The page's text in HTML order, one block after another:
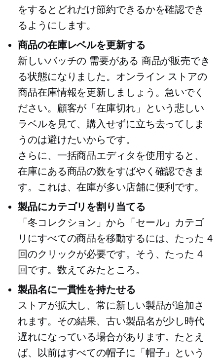
をするとどれだけ節約できるかを確認でき
るようにします。
商品の在庫レベルを更新する
新しいバッチの 需要がある 商品が販売でき
る状態になりました。オンライン ストアの
商品在庫情報を更新しましょう。急いでく
ださい。顧客が「在庫切れ」という悲しい
ラベルを見て、購入せずに立ち去ってしま
うのは避けたいからです。
さらに、一括商品エディタを使用すると、
在庫にある商品の数をすばやく確認できま
す。これは、在庫が多い店舗に便利です。
製品にカテゴリを割り当てる
「冬コレクション」から「セール」カテゴ
リにすべての商品を移動するには、たった 4
回のクリックが必要です。そう、たった 4
回です。数えてみたところ。
製品名に一貫性を持たせる
ストアが拡大し、常に新しい製品が追加さ
れます。その結果、古い製品名が少し時代
遅れになっている場合があります。たとえ
ば、以前はすべての帽子に「帽子」という